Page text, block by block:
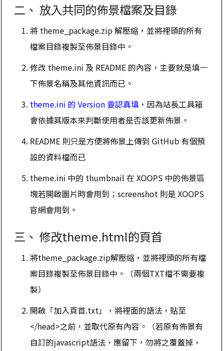
二、 放入共同的佈景檔案及目錄
將 theme_package.zip 解壓縮，並將裡頭的所有
檔案目錄複製至佈景目錄中。
修改 theme.ini 及 README 的內容，主要就是填一
下佈景名稱及其他資訊而已。
theme.ini 的 Version 要認真填 ，因為站長工具箱
會依據其版本來判斷使用者是否該更新佈景。
README 則只是方便將佈景上傳到 GitHub 有個預
設的資料檔而已
theme.ini 中的 thumbnail 在 XOOPS 中的佈景區
塊若開啟圖片時會用到；screenshot 則是 XOOPS
官網會用到。
三、 修改theme.html的頁首
將theme_package.zip解壓縮，並將裡頭的所有檔
案目錄複製至佈景目錄中。（兩個TXT檔不需要複
製）
開啟「加入頁首.txt」，將裡面的語法，貼至
</head>之前，並取代原有內容。（若原有佈景有
自訂的javascript語法，應留下，勿將之覆蓋掉，